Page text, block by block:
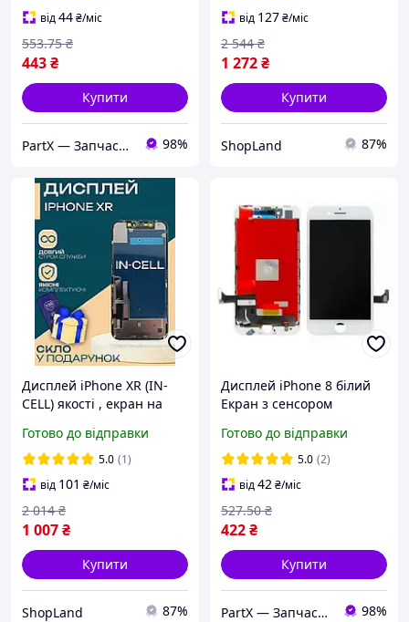
від44₴/міс
443₴
553.75 ₴
Купити
PartX — Запчастини для смартфонів 98%
від 127₴/міс
1 272₴
2 544 ₴
Купити
ShopLand 87%
Дисплей iPhone XR (IN-
CELL) якості , екран на
Готово до відправки
5.0 (1)
від 101 ₴/міс
1 007₴
2 014 ₴
Купити
ShopLand 87%
Дисплей iPhone 8 білий
Екран з сенсором
Готово до відправки
5.0 (2)
від42₴/міс
422₴
527.50 ₴
Купити
PartX — Запчастини для смартфонів 98%